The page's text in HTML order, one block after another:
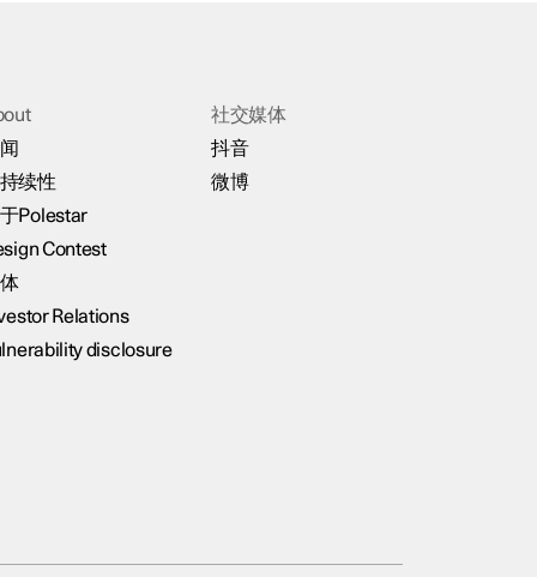
续性
Polestar
Contest
Relations
disclosure
社交媒体
抖音
微博